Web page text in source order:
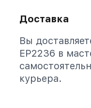
Доставка
Вы
EP2236 в
курьера.